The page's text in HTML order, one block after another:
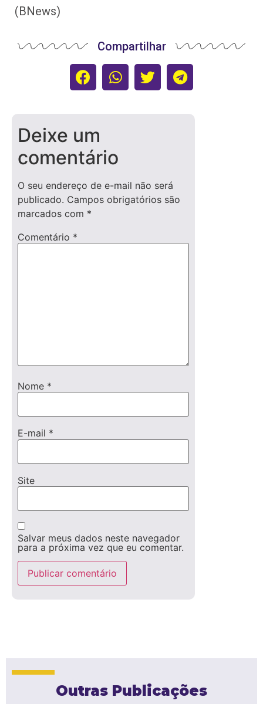
(BNews)
Compartilhar
Deixe um
comentário
O seu endereço de e-mail não será
publicado. Campos obrigatórios são
marcados com *
Comentário *
Nome *
E-mail *
Site
Salvar meus dados neste navegador
para a próxima vez que eu comentar.
Outras Publicações